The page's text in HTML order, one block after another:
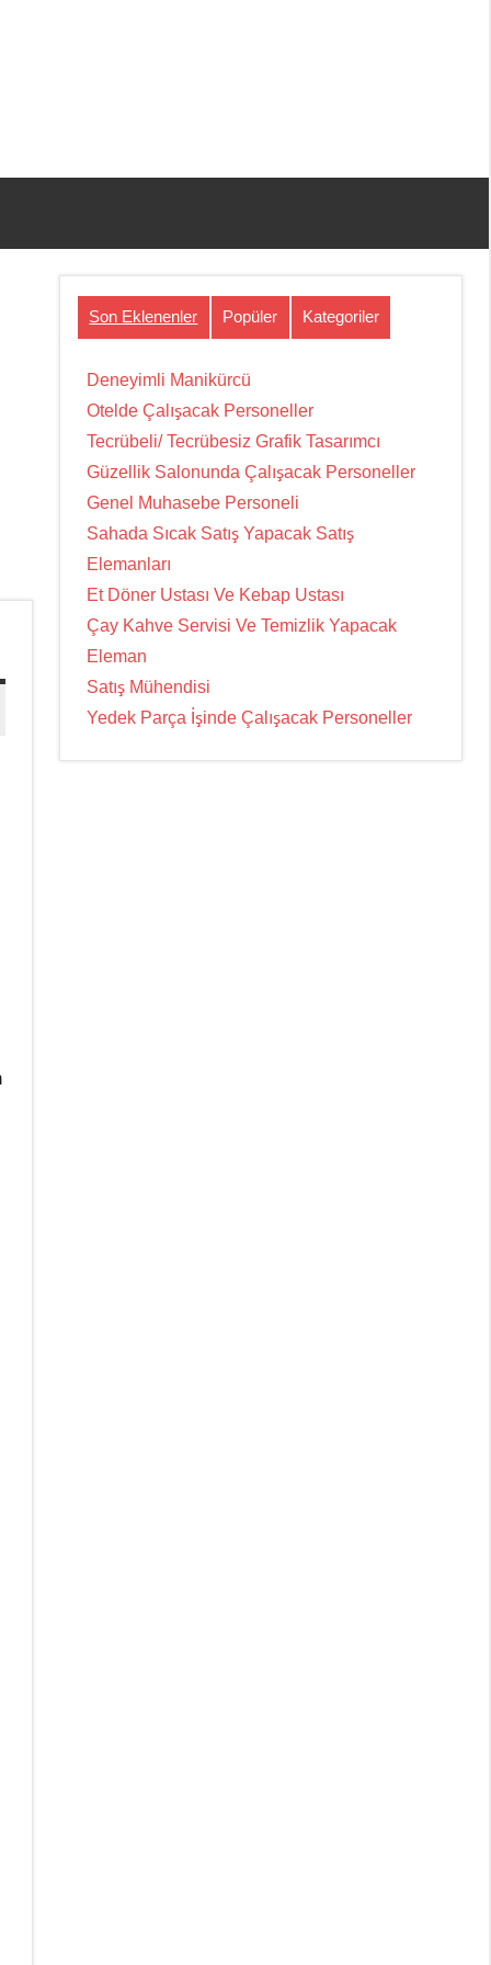
Son Eklenenler Popüler Kategoriler
Deneyimli Manikürcü
Otelde Çalışacak Personeller
Tecrübeli/ Tecrübesiz Grafik Tasarımcı
Güzellik Salonunda Çalışacak Personeller
Genel Muhasebe Personeli
Sahada Sıcak Satış Yapacak Satış
Elemanları
Et Döner Ustası Ve Kebap Ustası
Çay Kahve Servisi Ve Temizlik Yapacak
Eleman
Satış Mühendisi
Yedek Parça İşinde Çalışacak Personeller